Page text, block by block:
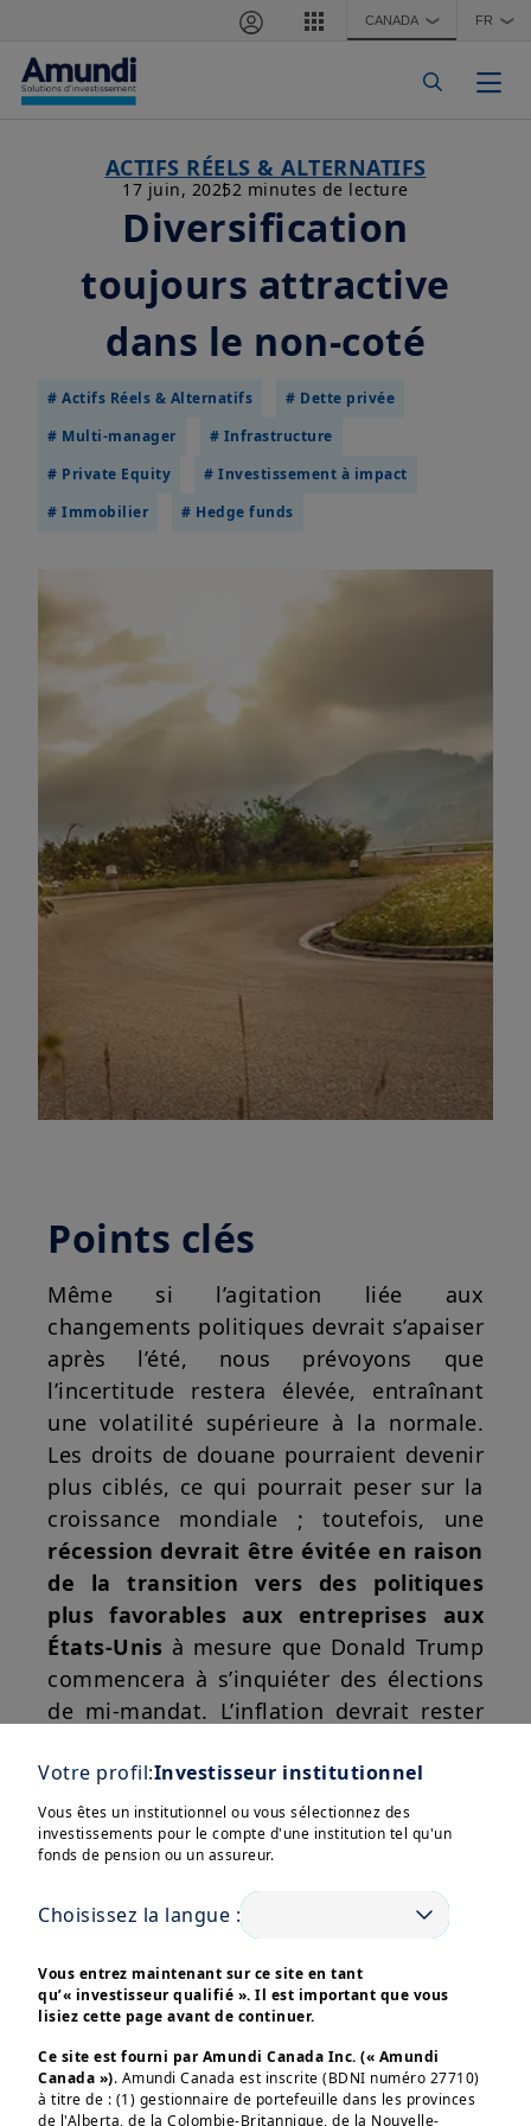
Aller au contenu principal CANADA ❯ FR ❯
ACTIFS RÉELS & ALTERNATIFS
17 juin, 20252 minutes de lecture
Diversification
toujours attractive
dans le non-coté
# Actifs Réels & Alternatifs
# Dette privée
# Multi-manager
# Infrastructure
# Private Equity
# Investissement à impact
# Immobilier
# Hedge funds
Points clés
Même si l’agitation liée aux
changements politiques devrait s’apaiser
après l’été, nous prévoyons que
l’incertitude restera élevée, entraînant
une volatilité supérieure à la normale.
Les droits de douane pourraient devenir
plus ciblés, ce qui pourrait peser sur la
croissance mondiale ; toutefois, une
récession devrait être évitée en raison
de la transition vers des politiques
plus favorables aux entreprises aux
États-Unis à mesure que Donald Trump
commencera à s’inquiéter des élections
de mi-mandat. L’inflation devrait rester
de politique commerciale, de la position
budgétaire et de l’immigration. Cela
pourrait retarder le cycle
d’assouplissement de la Fed, tandis que
les autres banques centrales devraient
disposer d’une plus grande flexibilité
pour agir.
Nous anticipons donc une augmentation
des opérations et des transactions, bien
que modérée, accompagnée d’une
reprise progressive de l’appétit pour le
Votre profil:Investisseur institutionnel
Vous êtes un institutionnel ou vous sélectionnez des
investissements pour le compte d'une institution tel qu'un
fonds de pension ou un assureur.
Choisissez la langue :
Vous entrez maintenant sur ce site en tant
qu’« investisseur qualifié ». Il est important que vous
lisiez cette page avant de continuer.
Ce site est fourni par Amundi Canada Inc. (« Amundi
Canada »). Amundi Canada est inscrite (BDNI numéro 27710)
à titre de : (1) gestionnaire de portefeuille dans les provinces
de l'Alberta, de la Colombie-Britannique, de la Nouvelle-
Ces informations sont destinées exclusivement aux